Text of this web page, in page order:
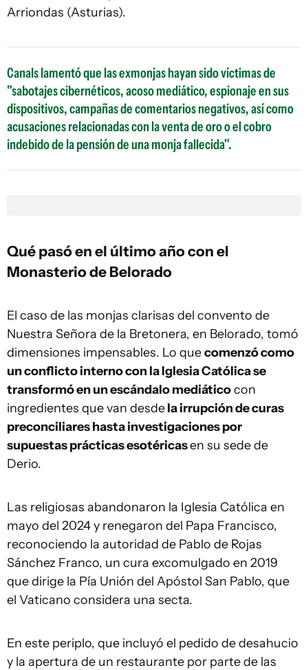
Arriondas (Asturias).
Canals lamentó que las exmonjas hayan sido víctimas de
"sabotajes cibernéticos, acoso mediático, espionaje en sus
dispositivos, campañas de comentarios negativos, así como
acusaciones relacionadas con la venta de oro o el cobro
indebido de la pensión de una monja fallecida".
Qué pasó en el último año con el
Monasterio de Belorado
El caso de las monjas clarisas del convento de
Nuestra Señora de la Bretonera, en Belorado, tomó
dimensiones impensables. Lo quecomenzó como
un conflicto interno con la Iglesia Católica se
transformó en un escándalo mediáticocon
ingredientes que van desdela irrupción de curas
preconciliares hasta investigaciones por
supuestas prácticas esotéricasen su sede de
Derio.
Las religiosas abandonaron la Iglesia Católica en
mayo del 2024 y renegaron del Papa Francisco,
reconociendo la autoridad de Pablo de Rojas
Sánchez Franco, un cura excomulgado en 2019
que dirige la Pía Unión del Apóstol San Pablo, que
el Vaticano considera una secta.
En este periplo, que incluyó el pedido de desahucio
y la apertura de un restaurante por parte de las